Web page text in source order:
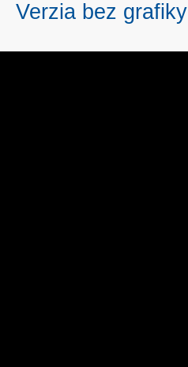
Verzia bez grafiky